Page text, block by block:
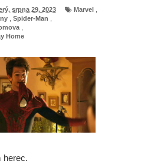
srpna 29, 2023 Marvel
Spider-Man
Home
herec.